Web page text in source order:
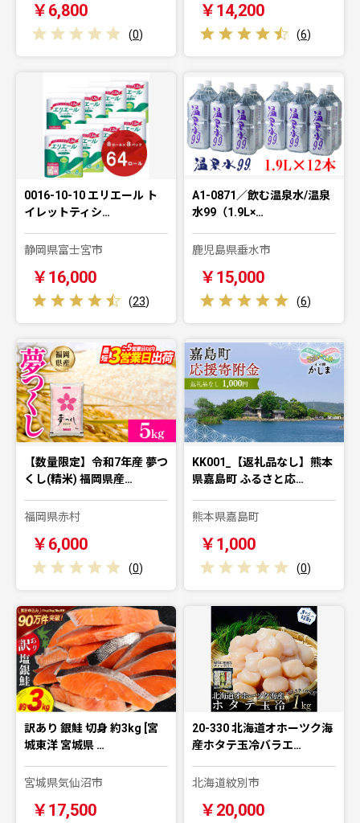
￥6,800
(0)
￥14,200
(6)
0016-10-10 エリエール ト
イレットティシ…
静岡県富士宮市
￥16,000
(23)
A1-0871／飲む温泉水/温泉
水99（1.9L×…
鹿児島県垂水市
￥15,000
(6)
【数量限定】令和7年産 夢つ
くし(精米) 福岡県産…
福岡県赤村
￥6,000
(0)
KK001_【返礼品なし】熊本
県嘉島町 ふるさと応…
熊本県嘉島町
￥1,000
(0)
訳あり 銀鮭 切身 約3kg [宮
城東洋 宮城県 …
宮城県気仙沼市
￥17,500
20-330 北海道オホーツク海
産ホタテ玉冷バラエ…
北海道紋別市
￥20,000